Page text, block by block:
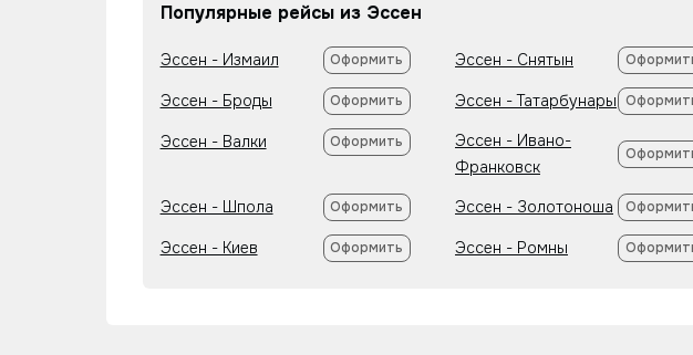
Популярные рейсы из Эссен
Эссен - Измаил Оформить
Эссен - Броды Оформить
Эссен - Валки Оформить
Эссен - Шпола Оформить
Эссен - Киев Оформить
Эссен - Снятын
Эссен - Татарбунары
Эссен - Ивано-
Франковск
Эссен - Золотоноша
Эссен - Ромны